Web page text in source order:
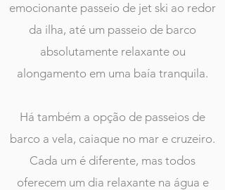
emocionante passeio de jet ski ao redor
da ilha, até um passeio de barco
absolutamente relaxante ou
alongamento em uma baía tranquila.
Há também a opção de passeios de
barco a vela, caiaque no mar e cruzeiro.
Cada um é diferente, mas todos
oferecem um dia relaxante na água e